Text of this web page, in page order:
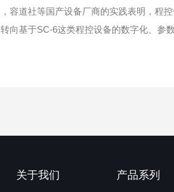
道社等国产设备厂商的实践表明，程
向基于SC-6这类程控设备的数字化、
关于我们 产品系列